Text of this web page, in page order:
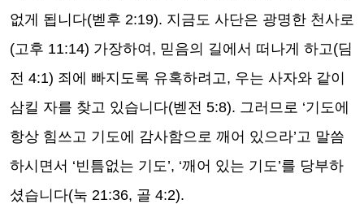
없게 됩니다(벧후 2:19). 지금도 사단은 광명한 천사로
(고후 11:14) 가장하여 , 믿음의 길에서 떠나게 하고(딤
전 4:1) 죄에 빠지도록 유혹하려고, 우는 사자와 같이
삼킬 자를 찾고 있습니다(벧전 5:8). 그러므로 ‘기도에
항상 힘쓰고 기도에 감사함으로 깨어 있으라’고 말씀
하시면서 ‘빈틈없는 기도’, ‘깨어 있는 기도’를 당부하
셨습니다(눅 21:36, 골 4:2).